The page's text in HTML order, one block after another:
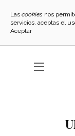
Las cookies nos
servicios, aceptas el
Aceptar